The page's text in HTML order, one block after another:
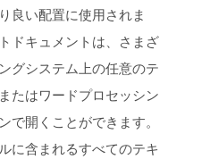
良い配置に使用されま
ドキュメントは、さまざ
グシステム上の任意のテ
たはワードプロセッシン
で開くことができます。
に含まれるすべてのテキ